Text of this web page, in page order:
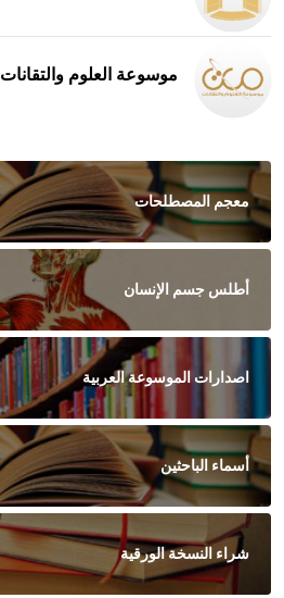
موسوعة العلوم والتقانات
معجم المصطلحات
أطلس جسم الإنسان
اصدارات الموسوعة العربية
أسماء الباحثين
شراء النسخة الورقية